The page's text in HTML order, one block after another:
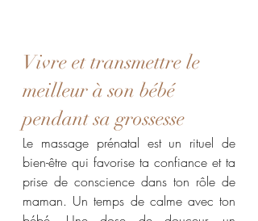
Vivre et transmettre le
meilleur à son bébé
pendant sa grossesse
Le massage prénatal est un rituel de
bien-être qui favorise ta confiance et ta
prise de conscience dans ton rôle de
maman. Un temps de calme avec ton